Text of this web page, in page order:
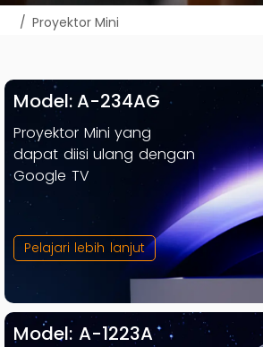
Anda di sini:
Proyektor Mini
Model: A-234AG
Proyektor Mini yang
dapat diisi ulang dengan
Google TV
Pelajari lebih lanjut
Model: A-1223A